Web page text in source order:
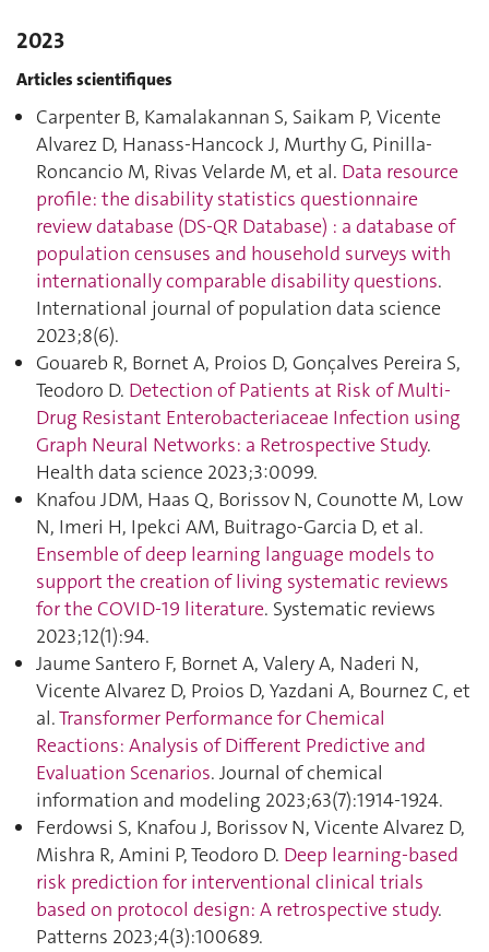
2023
Articles scientifiques
Carpenter B, Kamalakannan S, Saikam P, Vicente
Alvarez D, Hanass-Hancock J, Murthy G, Pinilla-
Roncancio M, Rivas Velarde M, et al. Data resource
profile: the disability statistics questionnaire
review database (DS-QR Database) : a database of
population censuses and household surveys with
internationally comparable disability questions.
International journal of population data science
2023;8(6).
Gouareb R, Bornet A, Proios D, Gonçalves Pereira S,
Teodoro D. Detection of Patients at Risk of Multi-
Drug Resistant Enterobacteriaceae Infection using
Graph Neural Networks: a Retrospective Study.
Health data science 2023;3:0099.
Knafou JDM, Haas Q, Borissov N, Counotte M, Low
N, Imeri H, Ipekci AM, Buitrago-Garcia D, et al.
Ensemble of deep learning language models to
support the creation of living systematic reviews
for the COVID-19 literature. Systematic reviews
2023;12(1):94.
Jaume Santero F, Bornet A, Valery A, Naderi N,
Vicente Alvarez D, Proios D, Yazdani A, Bournez C, et
al.Transformer Performance for Chemical
Reactions: Analysis of Different Predictive and
Evaluation Scenarios. Journal of chemical
information and modeling 2023;63(7):1914‑1924.
Ferdowsi S, Knafou J, Borissov N, Vicente Alvarez D,
Mishra R, Amini P, Teodoro D. Deep learning-based
risk prediction for interventional clinical trials
based on protocol design: A retrospective study.
Patterns 2023;4(3):100689.